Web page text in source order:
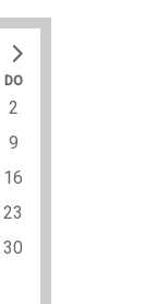
DO
2
9
16
23
30